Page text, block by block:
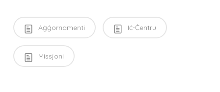
Aġġornamenti Iċ-Ċentru
Missjoni